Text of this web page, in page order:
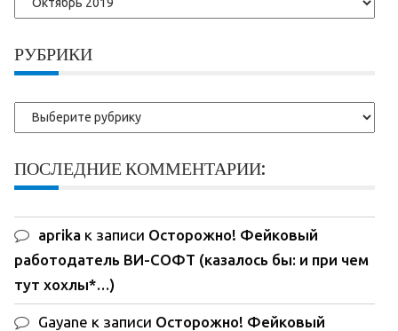
ранние
РУБРИКИ
Рубрики
ПОСЛЕДНИЕ КОММЕНТАРИИ:
aprika к записи Осторожно! Фейковый
работодатель ВИ-СОФТ (казалось бы: и при чем
тут хохлы*…)
Gayane к записи Осторожно! Фейковый